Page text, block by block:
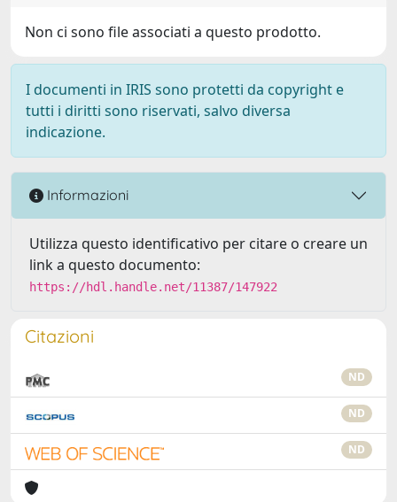
Non ci sono file associati a questo prodotto.
I documenti in IRIS sono protetti da copyright e
tutti i diritti sono riservati, salvo diversa
indicazione.
Informazioni
Utilizza questo identificativo per citare o creare un
link a questo documento:
https://hdl.handle.net/11387/147922
Citazioni
ND
ND
ND